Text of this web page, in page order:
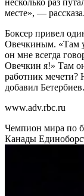
месте», —
Боксер привел
Овечкиным. «Там у
он мне всегда
Овечкин я!» Там
работник
добавил Бетербиев.
www.adv.rbc.ru
Чемпион мира по
Канады